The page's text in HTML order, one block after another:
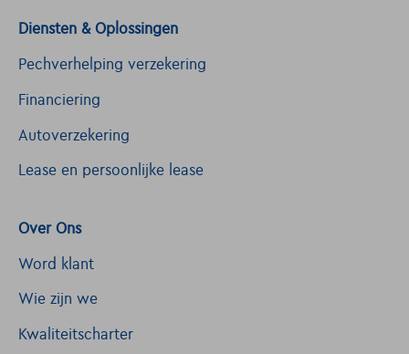
Diensten & Oplossingen
Pechverhelping verzekering
Financiering
Autoverzekering
Lease en persoonlijke lease
Over Ons
Word klant
Wie zijn we
Kwaliteitscharter